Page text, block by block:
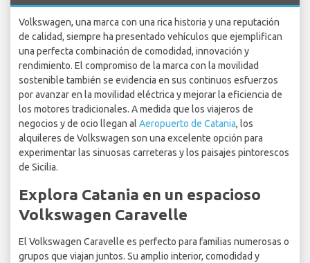
Volkswagen, una marca con una rica historia y una reputación
de calidad, siempre ha presentado vehículos que ejemplifican
una perfecta combinación de comodidad, innovación y
rendimiento. El compromiso de la marca con la movilidad
sostenible también se evidencia en sus continuos esfuerzos
por avanzar en la movilidad eléctrica y mejorar la eficiencia de
los motores tradicionales. A medida que los viajeros de
negocios y de ocio llegan al Aeropuerto de Catania, los
alquileres de Volkswagen son una excelente opción para
experimentar las sinuosas carreteras y los paisajes pintorescos
de Sicilia.
Explora Catania en un espacioso
Volkswagen Caravelle
El Volkswagen Caravelle es perfecto para familias numerosas o
grupos que viajan juntos. Su amplio interior, comodidad y